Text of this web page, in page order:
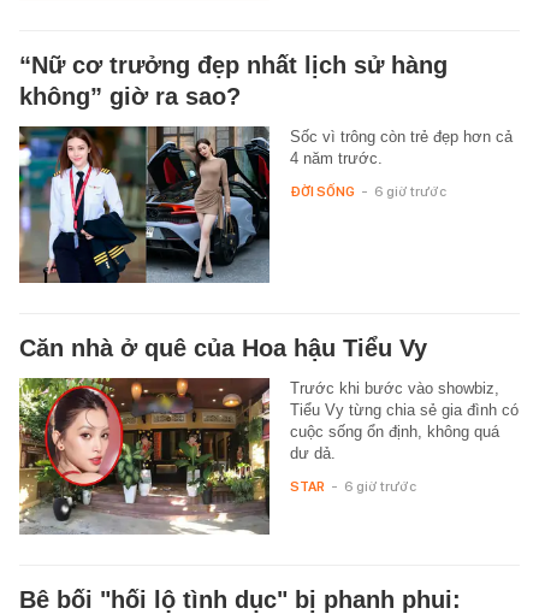
“Nữ cơ trưởng đẹp nhất lịch sử hàng
không” giờ ra sao?
Sốc vì trông còn trẻ đẹp hơn cả
4 năm trước.
ĐỜI SỐNG - 6 giờ trước
Căn nhà ở quê của Hoa hậu Tiểu Vy
Trước khi bước vào showbiz,
Tiểu Vy từng chia sẻ gia đình có
cuộc sống ổn định, không quá
dư dả.
STAR - 6 giờ trước
Bê bối "hối lộ tình dục" bị phanh phui: